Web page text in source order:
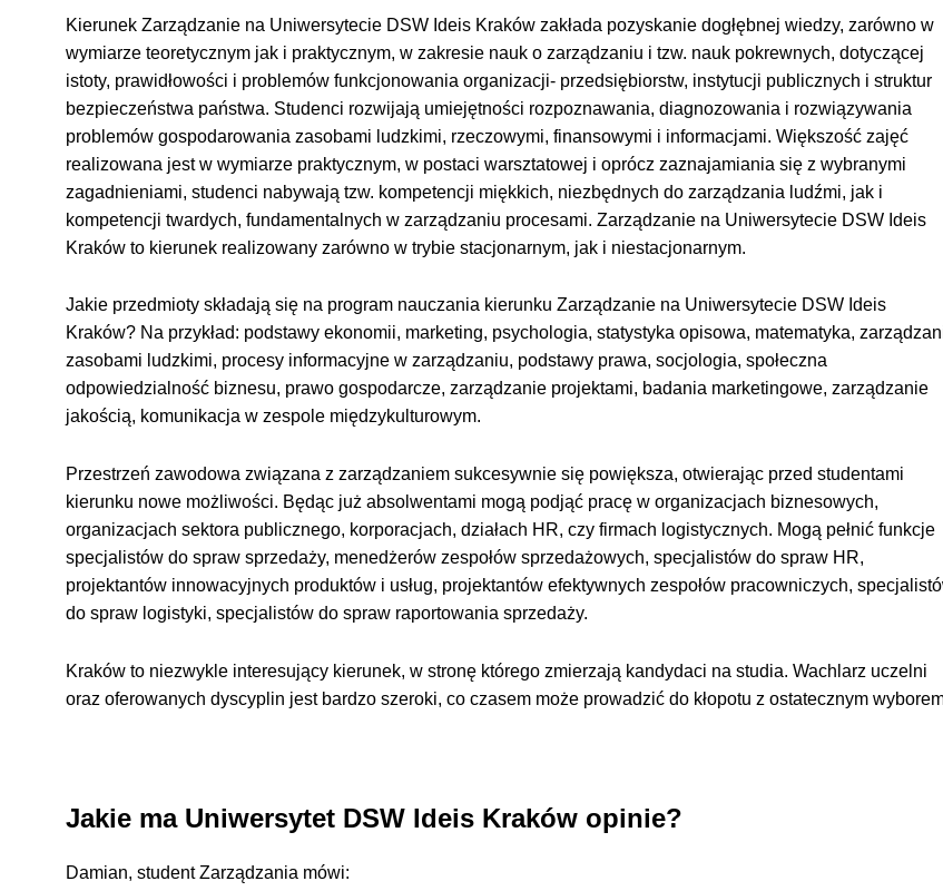
Kierunek Zarządzanie na Uniwersytecie DSW Ideis Kraków zakłada pozyskanie dogłębnej wiedzy, zarówno w
wymiarze teoretycznym jak i praktycznym, w zakresie nauk o zarządzaniu i tzw. nauk pokrewnych, dotyczącej
istoty, prawidłowości i problemów funkcjonowania organizacji- przedsiębiorstw, instytucji publicznych i struktur
bezpieczeństwa państwa. Studenci rozwijają umiejętności rozpoznawania, diagnozowania i rozwiązywania
problemów gospodarowania zasobami ludzkimi, rzeczowymi, finansowymi i informacjami. Większość zajęć
realizowana jest w wymiarze praktycznym, w postaci warsztatowej i oprócz zaznajamiania się z wybranymi
zagadnieniami, studenci nabywają tzw. kompetencji miękkich, niezbędnych do zarządzania ludźmi, jak i
kompetencji twardych, fundamentalnych w zarządzaniu procesami. Zarządzanie na Uniwersytecie DSW Ideis
Kraków to kierunek realizowany zarówno w trybie stacjonarnym, jak i niestacjonarnym.
Jakie przedmioty składają się na program nauczania kierunku Zarządzanie na Uniwersytecie DSW Ideis
Kraków? Na przykład: podstawy ekonomii, marketing, psychologia, statystyka opisowa, matematyka,
zasobami ludzkimi, procesy informacyjne w zarządzaniu, podstawy prawa, socjologia, społeczna
odpowiedzialność biznesu, prawo gospodarcze, zarządzanie projektami, badania marketingowe, zarządzanie
jakością, komunikacja w zespole międzykulturowym.
Przestrzeń zawodowa związana z zarządzaniem sukcesywnie się powiększa, otwierając przed studentami
kierunku nowe możliwości. Będąc już absolwentami mogą podjąć pracę w organizacjach biznesowych,
organizacjach sektora publicznego, korporacjach, działach HR, czy firmach logistycznych. Mogą pełnić funkcje
specjalistów do spraw sprzedaży, menedżerów zespołów sprzedażowych, specjalistów do spraw HR,
projektantów innowacyjnych produktów i usług, projektantów efektywnych zespołów pracowniczych,
do spraw logistyki, specjalistów do spraw raportowania sprzedaży.
Kraków to niezwykle interesujący kierunek, w stronę którego zmierzają kandydaci na studia. Wachlarz uczelni
oraz oferowanych dyscyplin jest bardzo szeroki, co czasem może prowadzić do kłopotu z ostatecznym
Jakie ma Uniwersytet DSW Ideis Kraków opinie?
Damian, student Zarządzania mówi: